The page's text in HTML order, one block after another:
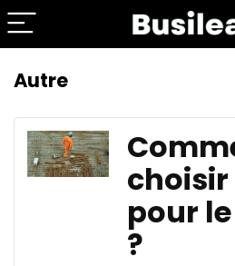
Autre
choisir
pour
?